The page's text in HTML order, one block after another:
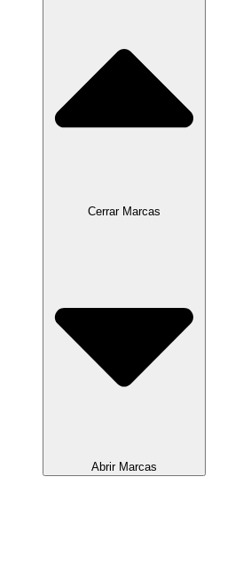
Cerrar Marcas
Abrir Marcas